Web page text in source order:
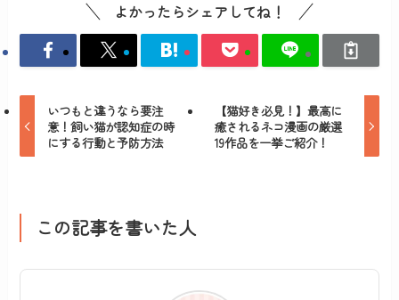
よかったらシェアしてね！
いつもと違うなら要注
意！飼い猫が認知症の時
にする行動と予防方法
【猫好き必見！】最高に
癒されるネコ漫画の厳選
19作品を一挙ご紹介！
この記事を書いた人